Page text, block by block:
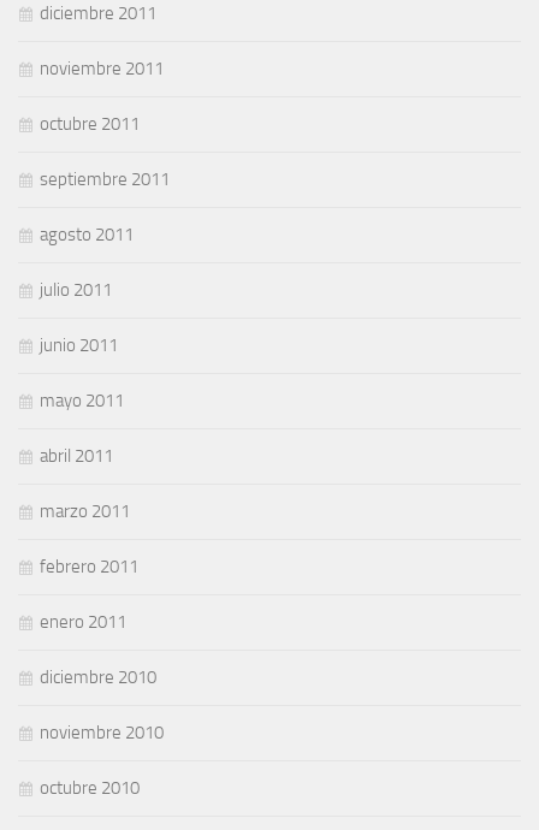
diciembre 2011
noviembre 2011
octubre 2011
septiembre 2011
agosto 2011
julio 2011
junio 2011
mayo 2011
abril 2011
marzo 2011
febrero 2011
enero 2011
diciembre 2010
noviembre 2010
octubre 2010